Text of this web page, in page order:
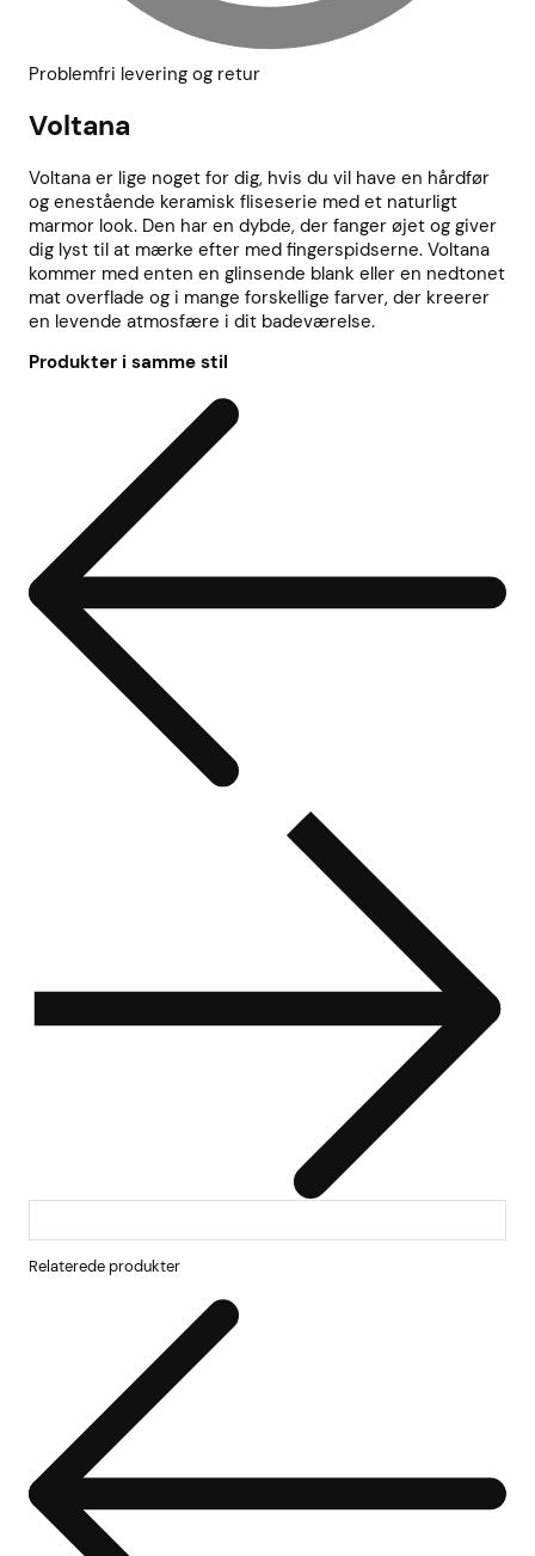
Problemfri levering og retur
Voltana
Voltana er lige noget for dig, hvis du vil have en hårdfør
og enestående keramisk fliseserie med et naturligt
marmor look. Den har en dybde, der fanger øjet og giver
dig lyst til at mærke efter med fingerspidserne. Voltana
kommer med enten en glinsende blank eller en nedtonet
mat overflade og i mange forskellige farver, der kreerer
en levende atmosfære i dit badeværelse.
Produkter i samme stil
Relaterede produkter